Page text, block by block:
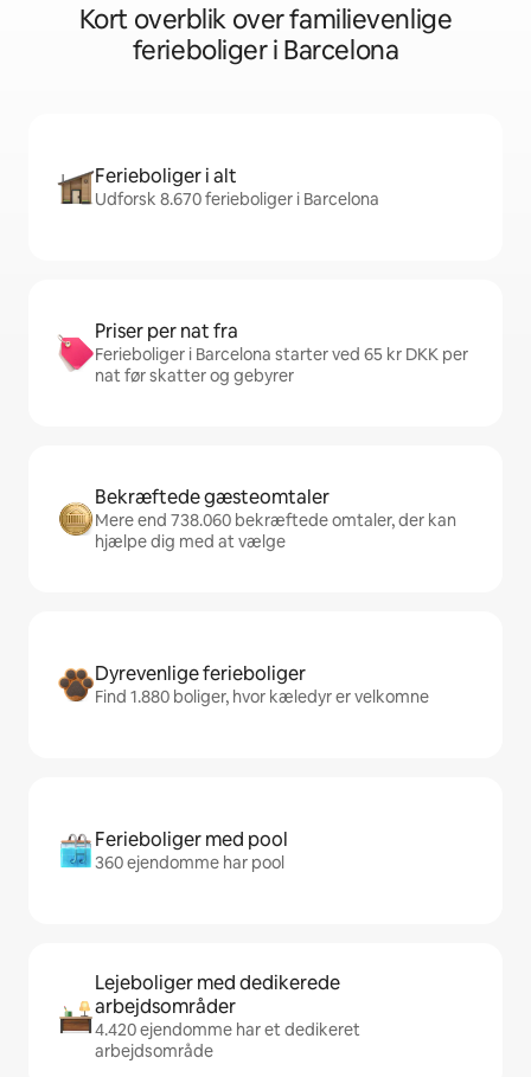
Kort overblik over familievenlige
ferieboliger i Barcelona
Ferieboliger i alt
Udforsk 8.670 ferieboliger i Barcelona
Priser per nat fra
Ferieboliger i Barcelona starter ved 65 kr DKK per
nat før skatter og gebyrer
Bekræftede gæsteomtaler
Mere end 738.060 bekræftede omtaler, der kan
hjælpe dig med at vælge
Dyrevenlige ferieboliger
Find 1.880 boliger, hvor kæledyr er velkomne
Ferieboliger med pool
360 ejendomme har pool
Lejeboliger med dedikerede
arbejdsområder
4.420 ejendomme har et dedikeret
arbejdsområde